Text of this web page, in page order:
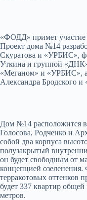
«ФОДД» примет
Проект дома №14
Скуратова и «УРБИС»,
Уткина и группой
«Меганом» и «УРБИС»,
Александра Бродского и
Дом №14 расположится
Голосова, Родченко и
собой два корпуса
полузакрытый
он будет свободным от
концепцией
терракотовых оттенков
будет 337 квартир
метров.